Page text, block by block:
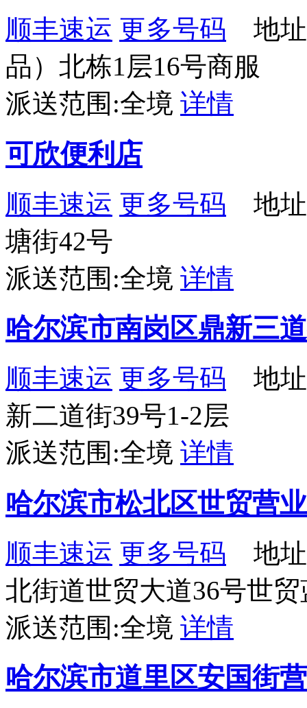
顺丰速运 更多号码 地址
品）北栋1层16号商服
派送范围:全境 详情
可欣便利店
顺丰速运 更多号码 地址
塘街42号
派送范围:全境 详情
哈尔滨市南岗区鼎新三
顺丰速运 更多号码 地址
新二道街39号1-2层
派送范围:全境 详情
哈尔滨市松北区世贸营
顺丰速运 更多号码 地址
北街道世贸大道36号世
派送范围:全境 详情
哈尔滨市道里区安国街